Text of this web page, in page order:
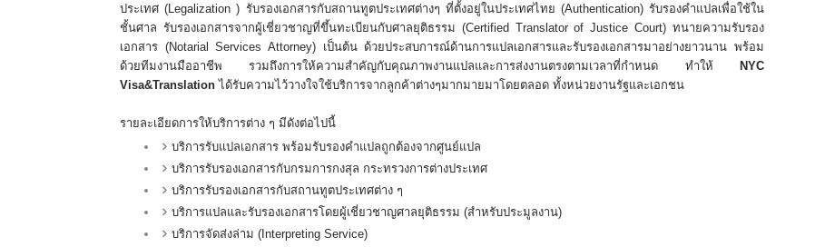
ประเทศ (Legalization ) รับรองเอกสารกับสถานทูตประเทศต่างๆ ที่ตั้งอยู่ในประเทศไทย (Authentication) รับรองคำแปลเพื่อใช้ใน
ชั้นศาล รับรองเอกสารจากผู้เชี่ยวชาญที่ขึ้นทะเบียนกับศาลยุติธรรม (Certified Translator of Justice Court) ทนายความรับรอง
เอกสาร (Notarial Services Attorney) เป็นต้น ด้วยประสบการณ์ด้านการแปลเอกสารและรับรองเอกสารมาอย่างยาวนาน พร้อม
ด้วยทีมงานมืออาชีพ รวมถึงการให้ความสำคัญกับคุณภาพงานแปลและการส่งงานตรงตามเวลาที่กำหนด ทำให้
NYC
Visa&Translation ได้รับความไว้วางใจใช้บริการจากลูกค้าต่างๆมากมายมาโดยตลอด ทั้งหน่วยงานรัฐและเอกชน
รายละเอียดการให้บริการต่าง ๆ มีดังต่อไปนี้
บริการรับแปลเอกสาร พร้อมรับรองคำแปลถูกต้องจากศูนย์แปล
บริการรับรองเอกสารกับกรมการกงสุล กระทรวงการต่างประเทศ
บริการรับรองเอกสารกับสถานทูตประเทศต่าง ๆ
บริการแปลและรับรองเอกสารโดยผู้เชี่ยวชาญศาลยุติธรรม (สำหรับประมูลงาน)
บริการจัดส่งล่าม (Interpreting Service)